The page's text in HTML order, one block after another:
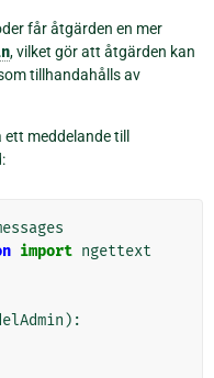
får åtgärden en mer
, vilket gör att åtgärden kan
tillhandahålls av
meddelande till
import ngettext
):